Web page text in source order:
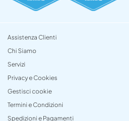
Assistenza Clienti
Chi Siamo
Servizi
Privacy e Cookies
Gestisci cookie
Termini e Condizioni
Spedizioni e Pagamenti